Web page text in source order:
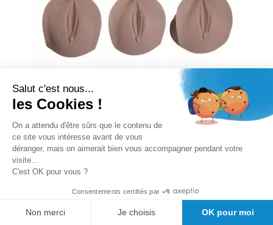
Modèle prénatal du col utérin et du
canal de naissance
Rating:
0%
Salut c'est nous...
les Cookies !
On a attendu d'être sûrs que le contenu de
ce site vous intéresse avant de vous
déranger, mais on aimerait bien vous accompagner pendant votre
visite...
C'est OK pour vous ?
Consentements certifiés par
Non merci Je choisis OK pour moi